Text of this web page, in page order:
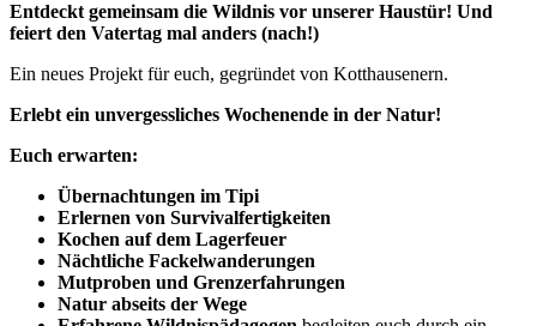
Entdeckt gemeinsam die Wildnis vor unserer Haustür! Und
feiert den Vatertag mal anders (nach!)
Ein neues Projekt für euch, gegründet von Kotthausenern.
Erlebt ein unvergessliches Wochenende in der Natur!
Euch erwarten:
Übernachtungen im Tipi
Erlernen von Survivalfertigkeiten
Kochen auf dem Lagerfeuer
Nächtliche Fackelwanderungen
Mutproben und Grenzerfahrungen
Natur abseits der Wege